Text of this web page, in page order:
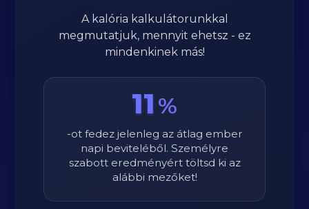
A kalória kalkulátorunkkal
megmutatjuk, mennyit ehetsz - ez
mindenkinek más!
11 %
-ot fedez jelenleg az átlag ember
napi beviteléből. Személyre
szabott eredményért töltsd ki az
alábbi mezőket!